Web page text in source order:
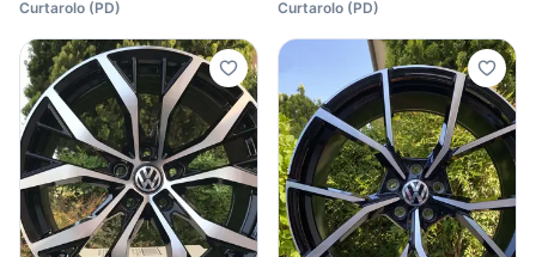
Curtarolo (PD) Curtarolo (PD)